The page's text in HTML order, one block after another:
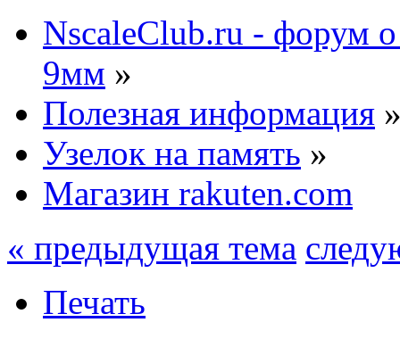
NscaleClub.ru - форум
9мм »
Полезная информация
Узелок на память »
Магазин rakuten.com
« предыдущая тема
Печать